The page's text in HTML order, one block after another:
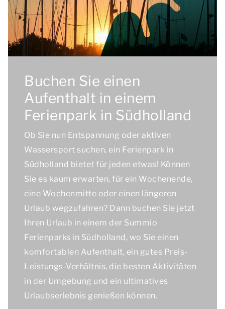
Buchen Sie einen
Aufenthalt in einem
Ferienpark in Südholland
Ob Sie nun Entspannung oder aktiven
Wassersport suchen, ein Ferienpark in
Südholland bietet für jeden etwas! Können
Sie es kaum erwarten, für ein Wochenende,
eine Wochenmitte oder einen längeren
Urlaub wegzufahren? Dann buchen Sie jetzt
Ihren Urlaub in einem der Summio
Ferienparks in Südholland, wo Sie einen
komfortablen Aufenthalt, ein gutes Preis-
Leistungs-Verhältnis, die besten Aktivitäten
in der Umgebung und ein ultimatives
Urlaubserlebnis genießen können.